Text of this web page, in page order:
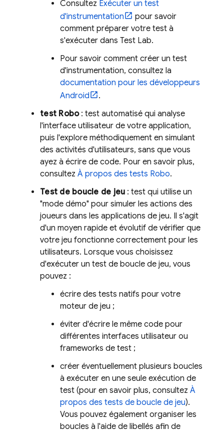
Consultez Exécuter un test
d'instrumentation
pour savoir
comment préparer votre test à
s'exécuter dans Test Lab.
Pour savoir comment créer un test
d'instrumentation, consultez la
documentation pour les développeurs
Android
.
test Robo: test automatisé qui analyse
l'interface utilisateur de votre application,
puis l'explore méthodiquement en simulant
des activités d'utilisateurs, sans que vous
ayez à écrire de code. Pour en savoir plus,
consultez À propos des tests Robo.
Test de boucle de jeu : test qui utilise un
"mode démo" pour simuler les actions des
joueurs dans les applications de jeu. Il s'agit
d'un moyen rapide et évolutif de vérifier que
votre jeu fonctionne correctement pour les
utilisateurs. Lorsque vous choisissez
d'exécuter un test de boucle de jeu, vous
pouvez :
écrire des tests natifs pour votre
moteur de jeu ;
éviter d'écrire le même code pour
différentes interfaces utilisateur ou
frameworks de test ;
créer éventuellement plusieurs boucles
à exécuter en une seule exécution de
test (pour en savoir plus, consultez À
propos des tests de boucle de jeu).
Vous pouvez également organiser les
boucles à l'aide de libellés afin de